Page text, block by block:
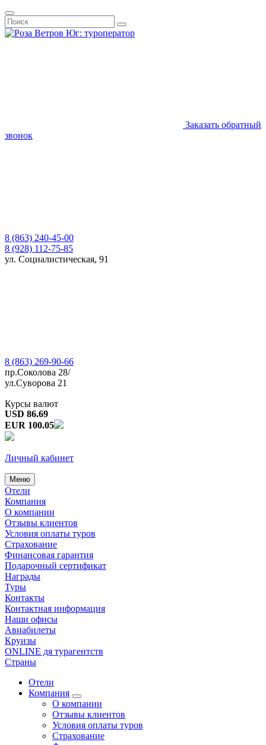
Заказать обратный
звонок
8 (863) 240-45-00
8 (928) 112-75-85
ул. Социалистическая, 91
8 (863) 269-90-66
пр.Соколова 28/
ул.Суворова 21
Курсы валют
USD 86.69
EUR 100.05
Личный кабинет
Меню
Отели
Компания
О компании
Отзывы клиентов
Условия оплаты туров
Страхование
Финансовая гарантия
Подарочный сертификат
Награды
Туры
Контакты
Контактная информация
Наши офисы
Авиабилеты
Круизы
ONLINE дя турагентств
Страны
Отели
Компания
О компании
Отзывы клиентов
Условия оплаты туров
Страхование